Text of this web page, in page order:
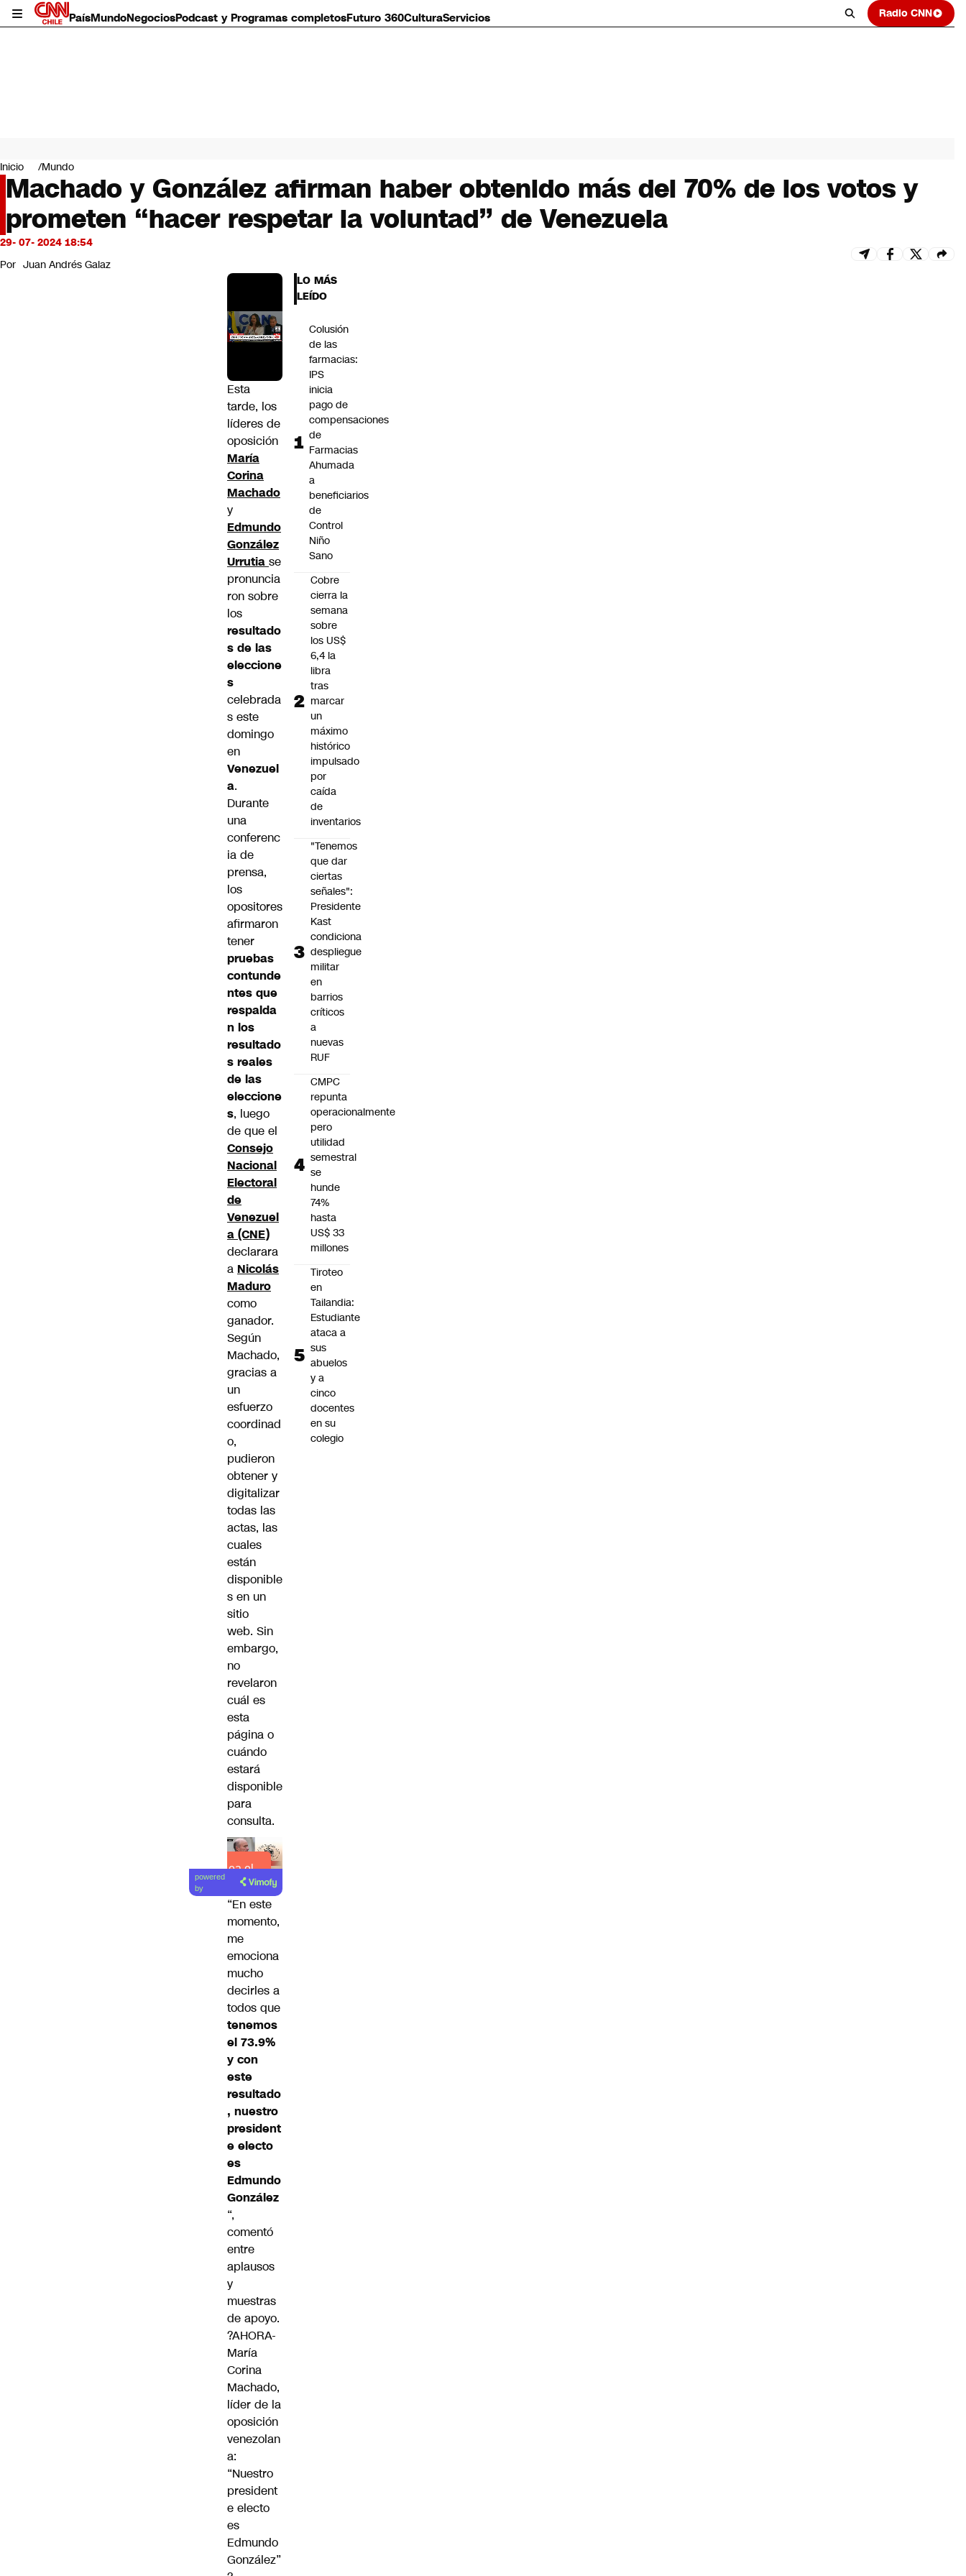
PaísMundoNegociosPodcast y Programas completosFuturo 360CulturaServicios Radio CNN
Mundo
Negocios
Deportes
Programas completos
Cultura
Servicios
Bits
CNN Data
Inicio Mundo
Machado y González afirman haber obtenido más del 70% de los votos y
prometen “hacer respetar la voluntad” de Venezuela
29- 07- 2024 18:54
Por Juan Andrés Galaz
Esta
tarde, los
líderes de
oposición
María
Corina
Machado
y
Edmundo
González
Urrutia se
pronuncia
ron sobre
los
resultado
s de las
eleccione
s
celebrada
s este
domingo
en
Venezuel
a.
Durante
una
conferenc
ia de
prensa,
los
opositores
afirmaron
tener
pruebas
contunde
ntes que
respalda
n los
resultado
s reales
de las
eleccione
s, luego
de que el
Consejo
Nacional
Electoral
de
Venezuel
a (CNE)
declarara
a Nicolás
Maduro
como
ganador.
Según
Machado,
gracias a
un
esfuerzo
coordinad
o,
pudieron
obtener y
digitalizar
todas las
actas, las
cuales
están
disponible
s en un
sitio
web. Sin
embargo,
no
revelaron
cuál es
esta
página o
cuándo
estará
disponible
para
consulta.
Lea el
artículo
powered
by
“En este
momento,
me
emociona
mucho
decirles a
todos que
tenemos
el 73.9%
y con
este
resultado
, nuestro
president
e electo
es
Edmundo
González
“,
comentó
entre
aplausos
y
muestras
de apoyo.
?AHORA-
María
Corina
Machado,
líder de la
oposición
venezolan
a:
“Nuestro
president
e electo
es
Edmundo
González”
LO MÁS
LEÍDO
Colusión
de las
farmacias:
IPS
inicia
pago de
compensaciones
de
Farmacias
Ahumada
a
beneficiarios
de
Control
Niño
Sano
Cobre
cierra la
semana
sobre
los US$
6,4 la
libra
tras
marcar
un
máximo
histórico
impulsado
por
caída
de
inventarios
"Tenemos
que dar
ciertas
señales":
Presidente
Kast
condiciona
despliegue
militar
en
barrios
críticos
a
nuevas
RUF
CMPC
repunta
operacionalmente
pero
utilidad
semestral
se
hunde
74%
hasta
US$ 33
millones
Tiroteo
en
Tailandia:
Estudiante
ataca a
sus
abuelos
y a
cinco
docentes
en su
colegio